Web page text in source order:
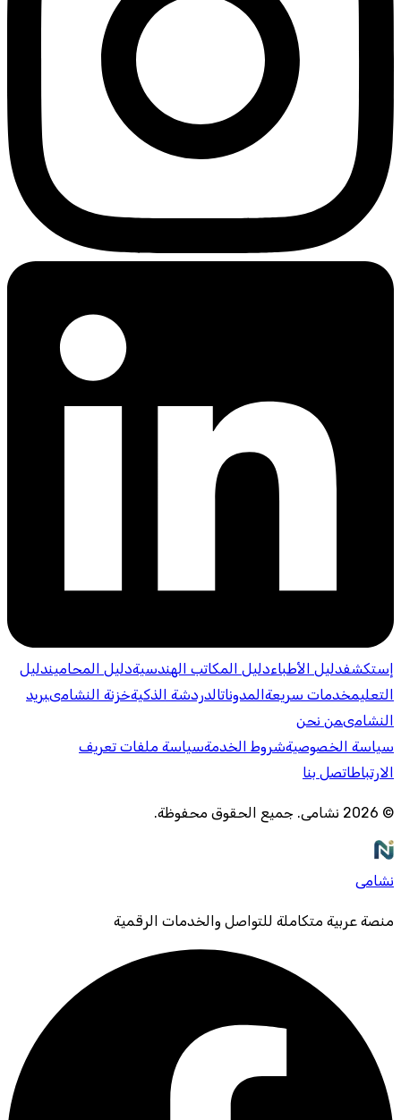
إستكشفدليل الأطباءدليل المكاتب الهندسيةدليل المحاميندليل
التعليمخدمات سريعةالمدوناتالدردشة الذكيةخزنة النشامىبريد
النشامىمن نحن
سياسة الخصوصيةشروط الخدمةسياسة ملفات تعريف
الارتباطاتصل بنا
©
2026 نشامى. جميع الحقوق محفوظة.
نشامى
منصة عربية متكاملة للتواصل والخدمات الرقمية